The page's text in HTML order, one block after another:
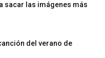
sacar las imágenes más
del verano de